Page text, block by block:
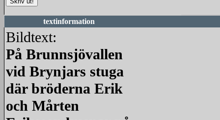
textinformation
Bildtext:
På Brunnsjövallen
vid Brynjars stuga
där bröderna Erik
och Mårten